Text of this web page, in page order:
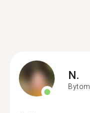
N.
Bytom